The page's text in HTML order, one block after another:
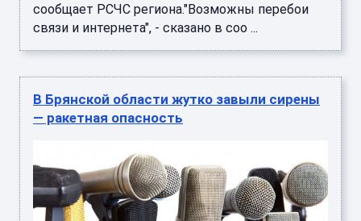
сообщает РСЧС региона."Возможны перебои
связи и интернета", - сказано в соо ...
В Брянской области жутко завыли сирены
— ракетная опасность